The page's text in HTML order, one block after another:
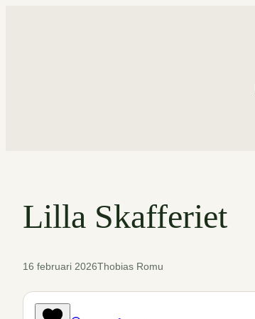
Lilla Skafferiet
16 februari 2026Thobias Romu